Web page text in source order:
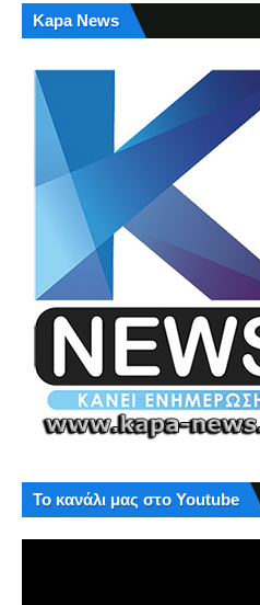
Kapa News
Το κανάλι μας στο Youtube